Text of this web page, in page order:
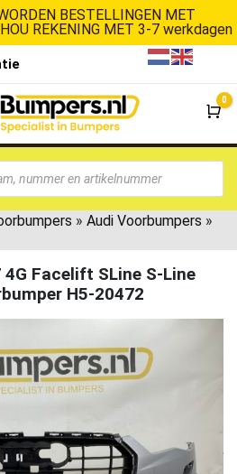
BESTELLINGEN MET
REKENING MET 3-7 werkdagen
De
0
» Audi Voorbumpers »
Facelift SLine S-Line
H5-20472